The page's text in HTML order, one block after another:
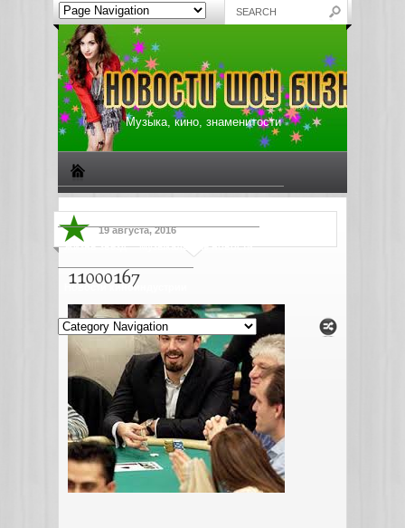
Музыка, кино, знаменитости
Жизнь звезд Музыкальные новости
Новости киноиндустрии
19 августа, 2016
11000167